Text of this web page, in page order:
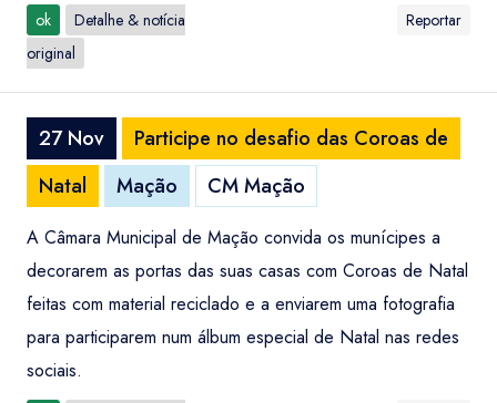
ok
Detalhe & notícia
original
Reportar
27 Nov
Participe no desafio das Coroas de
Natal
Mação CM Mação
A Câmara Municipal de Mação convida os munícipes a
decorarem as portas das suas casas com Coroas de Natal
feitas com material reciclado e a enviarem uma fotografia
para participarem num álbum especial de Natal nas redes
sociais.